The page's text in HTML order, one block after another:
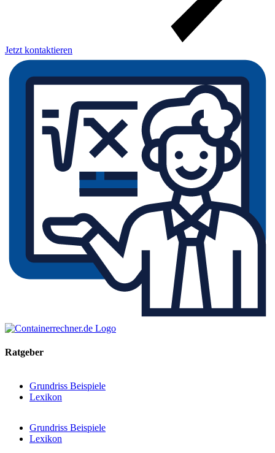
Jetzt kontaktieren
Ratgeber
Grundriss Beispiele
Lexikon
Grundriss Beispiele
Lexikon